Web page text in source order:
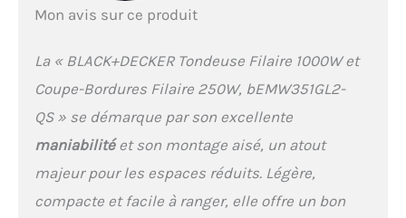
Mon avis sur ce produit
La « BLACK+DECKER Tondeuse Filaire 1000W et
Coupe-Bordures Filaire 250W, bEMW351GL2-
QS » se démarque par son excellente
maniabilitéet son montage aisé, un atout
majeur pour les espaces réduits. Légère,
compacte et facile à ranger, elle offre un bon